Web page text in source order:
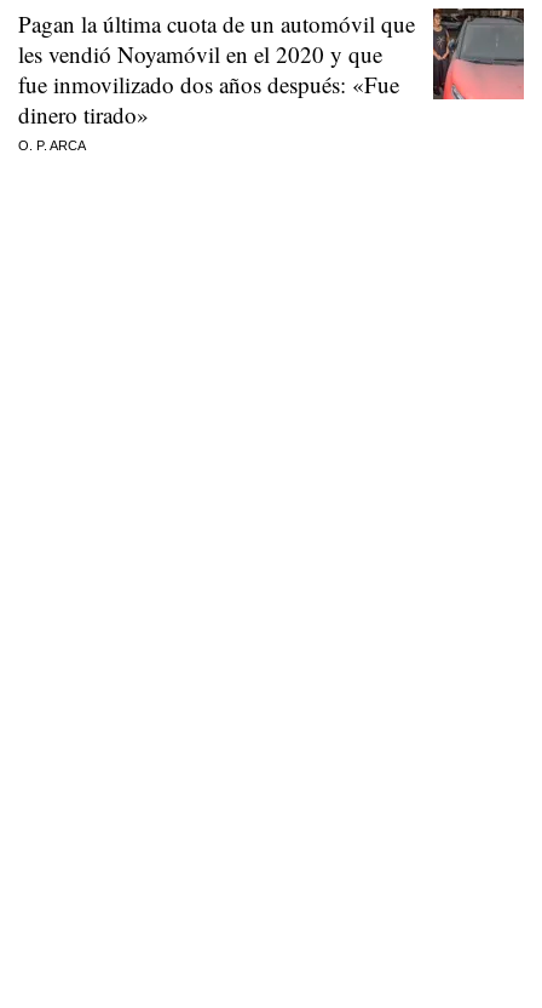
Pagan la última cuota de un automóvil que
les vendió Noyamóvil en el 2020 y que
fue inmovilizado dos años después: «Fue
dinero tirado»
O. P. ARCA